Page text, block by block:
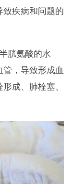
致疾病和问题的
胱氨酸的水
，导致形成血
成、肺栓塞、